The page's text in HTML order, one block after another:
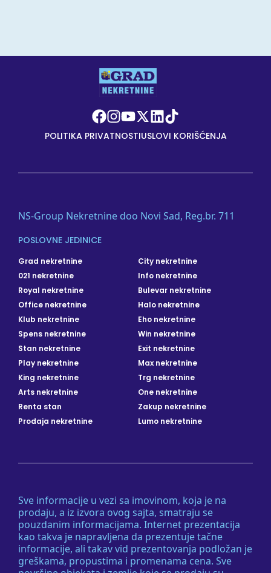
POLITIKA PRIVATNOSTIUSLOVI KORIŠĆENJA
Sve informacije u vezi sa imovinom, koja je na
prodaju, a iz izvora ovog sajta, smatraju se
pouzdanim informacijama. Internet prezentacija
kao takva je napravljena da prezentuje tačne
informacije, ali takav vid prezentovanja podložan je
greškama, propustima i promenama cena. Sve
NS-Group Nekretnine doo Novi Sad, Reg.br. 711
POSLOVNE JEDINICE
Grad nekretnine
City nekretnine
021 nekretnine
Info nekretnine
Royal nekretnine
Bulevar nekretnine
Office nekretnine
Halo nekretnine
Klub nekretnine
Eho nekretnine
Spens nekretnine
Win nekretnine
Stan nekretnine
Exit nekretnine
Play nekretnine
Max nekretnine
King nekretnine
Trg nekretnine
Arts nekretnine
One nekretnine
Renta stan
Zakup nekretnine
Prodaja nekretnine
Lumo nekretnine